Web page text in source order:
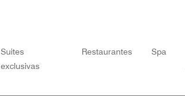
Suites
exclusivas
Restaurantes Spa